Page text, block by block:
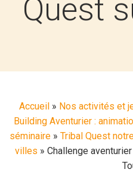
Quest
Accueil » Nos activités et
Building Aventurier :
séminaire » Tribal Quest
villes » Challenge